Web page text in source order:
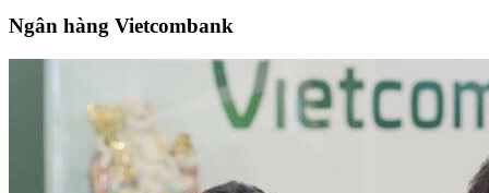
Ngân hàng Vietcombank